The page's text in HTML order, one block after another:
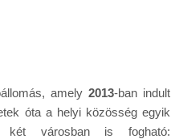
amely 2013-ban indult
óta a helyi közösség egyik
városban is fogható: